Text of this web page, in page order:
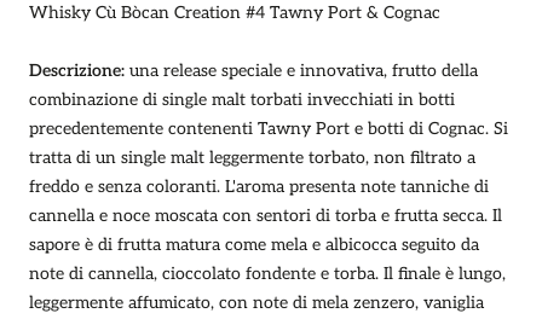
Whisky Cù Bòcan Creation #4 Tawny Port & Cognac
Descrizione: una release speciale e innovativa, frutto della
combinazione di single malt torbati invecchiati in botti
precedentemente contenenti Tawny Port e botti di Cognac. Si
tratta di un single malt leggermente torbato, non filtrato a
freddo e senza coloranti. L'aroma presenta note tanniche di
cannella e noce moscata con sentori di torba e frutta secca. Il
sapore è di frutta matura come mela e albicocca seguito da
note di cannella, cioccolato fondente e torba. Il finale è lungo,
leggermente affumicato, con note di mela zenzero, vaniglia